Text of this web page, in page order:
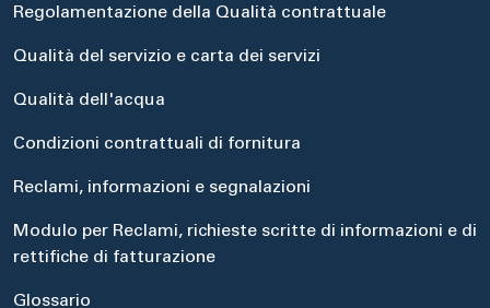
Regolamentazione della Qualità contrattuale
Qualità del servizio e carta dei servizi
Qualità dell'acqua
Condizioni contrattuali di fornitura
Reclami, informazioni e segnalazioni
Modulo per Reclami, richieste scritte di informazioni e di
rettifiche di fatturazione
Glossario